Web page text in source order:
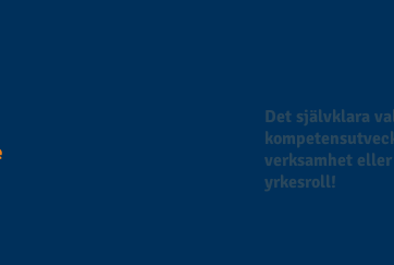
Det självklara
verksamhet
yrkesroll!